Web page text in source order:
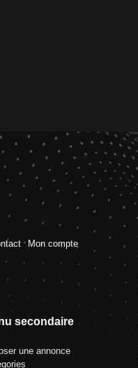
Mon compte
secondaire
une annonce